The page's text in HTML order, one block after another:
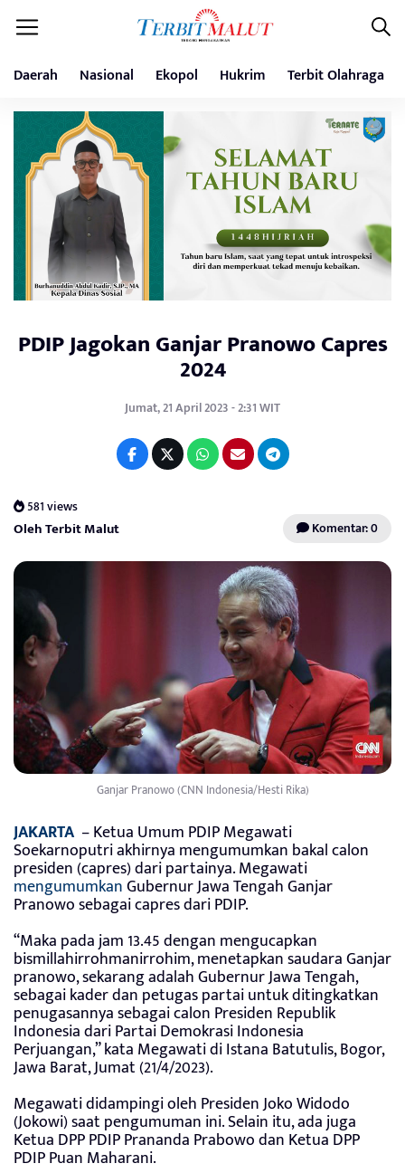
Daerah Nasional Ekopol Hukrim Terbit Olahraga
PDIP Jagokan Ganjar Pranowo Capres
2024
Jumat, 21 April 2023 - 2:31 WIT
581 views
Oleh Terbit Malut Komentar: 0
Ganjar Pranowo (CNN Indonesia/Hesti Rika)
JAKARTA – Ketua Umum PDIP Megawati
Soekarnoputri akhirnya mengumumkan bakal calon
presiden (capres) dari partainya. Megawati
mengumumkanGubernur Jawa Tengah Ganjar
Pranowo sebagai capres dari PDIP.
“Maka pada jam 13.45 dengan mengucapkan
bismillahirrohmanirrohim, menetapkan saudara Ganjar
pranowo, sekarang adalah Gubernur Jawa Tengah,
sebagai kader dan petugas partai untuk ditingkatkan
penugasannya sebagai calon Presiden Republik
Indonesia dari Partai Demokrasi Indonesia
Perjuangan,” kata Megawati di Istana Batutulis, Bogor,
Jawa Barat, Jumat (21/4/2023).
Megawati didampingi oleh Presiden Joko Widodo
(Jokowi) saat pengumuman ini. Selain itu, ada juga
Ketua DPP PDIP Prananda Prabowo dan Ketua DPP
PDIP Puan Maharani.